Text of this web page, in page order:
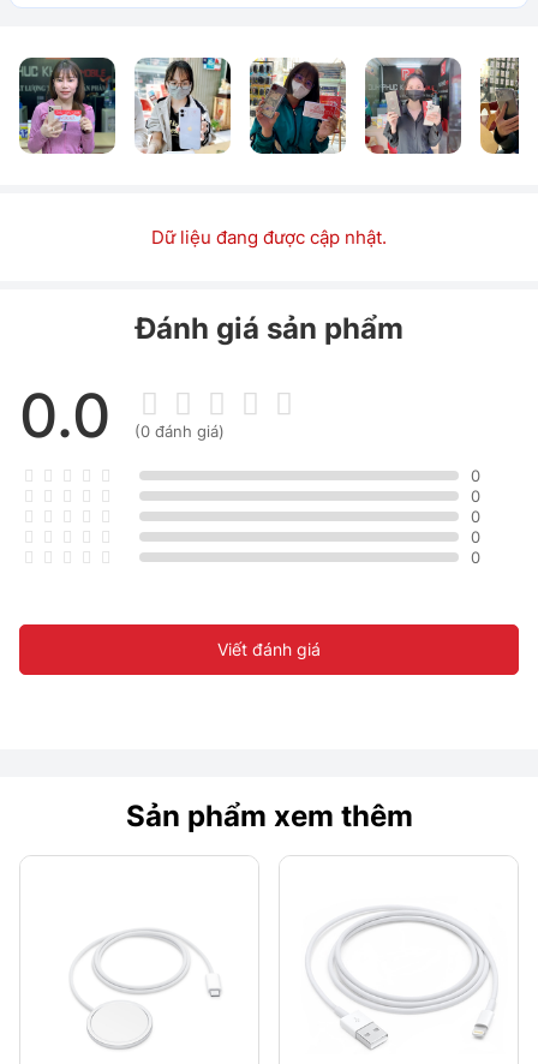
Dữ liệu đang được cập nhật.
Đánh giá sản phẩm
0.0 (0 đánh giá)
0
0
0
0
0
Viết đánh giá
Sản phẩm xem thêm